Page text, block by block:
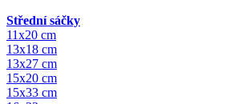
Střední sáčky
11x20 cm
13x18 cm
13x27 cm
15x20 cm
15x33 cm